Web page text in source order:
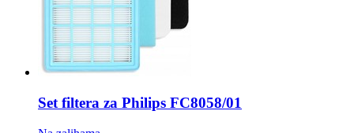
Set filtera za Philips FC8058/01